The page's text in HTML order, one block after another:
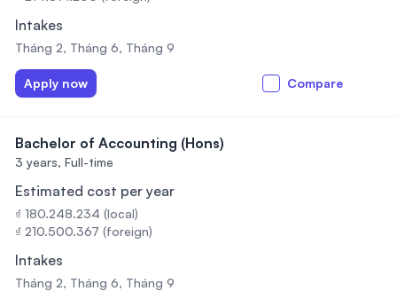
Intakes
Tháng 2, Tháng 6, Tháng 9
Apply now Compare
Bachelor of Accounting (Hons)
3 years, Full-time
Estimated cost per year
₫ 180.248.234 (local)
₫ 210.500.367 (foreign)
Intakes
Tháng 2, Tháng 6, Tháng 9